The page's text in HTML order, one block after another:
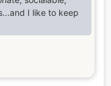
I like to keep